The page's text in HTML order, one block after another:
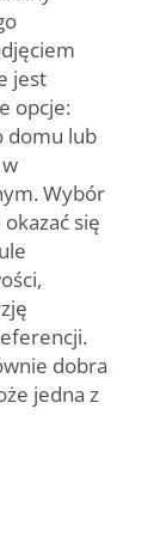
jest
opcje:
domu lub
Wybór
się
dobra
jedna z